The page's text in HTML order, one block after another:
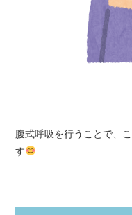
腹式呼吸を行うことで、
す